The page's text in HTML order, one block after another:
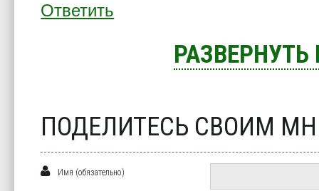
Ответить
ПОДЕЛИТЕСЬ СВОИМ
Имя (обязательно)